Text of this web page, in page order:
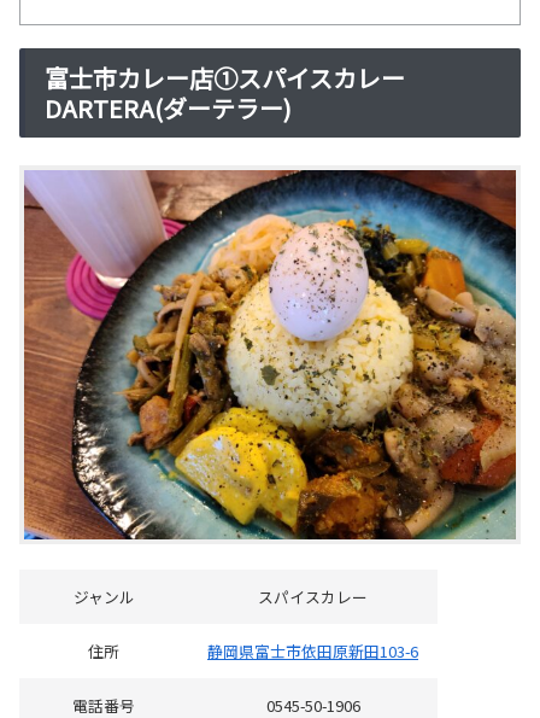
富士市カレー店①スパイスカレー
DARTERA(ダーテラー)
ジャンル スパイスカレー
住所 静岡県富士市依田原新田103-6
電話番号 0545-50-1906